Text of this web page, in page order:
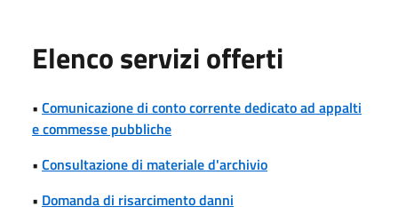
Elenco servizi offerti
• Comunicazione di conto corrente dedicato ad appalti
e commesse pubbliche
• Consultazione di materiale d'archivio
• Domanda di risarcimento danni